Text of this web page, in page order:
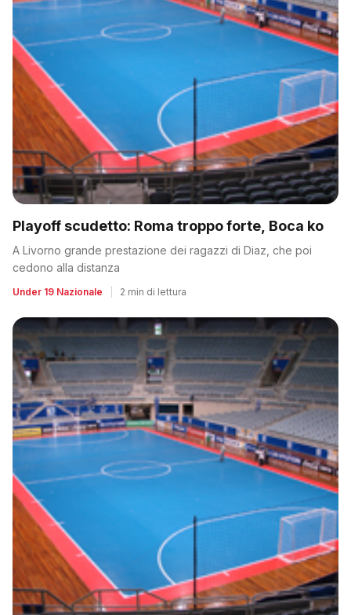
Playoff scudetto: Roma troppo forte, Boca ko
A Livorno grande prestazione dei ragazzi di Diaz, che poi
cedono alla distanza
Under 19 Nazionale 2 min di lettura